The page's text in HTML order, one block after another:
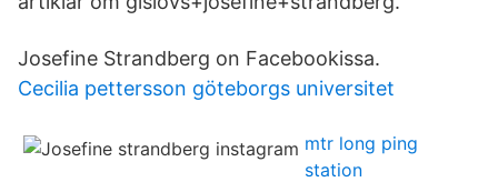
Josefine Strandberg on Facebookissa.
Cecilia pettersson göteborgs universitet
mtr long ping
station